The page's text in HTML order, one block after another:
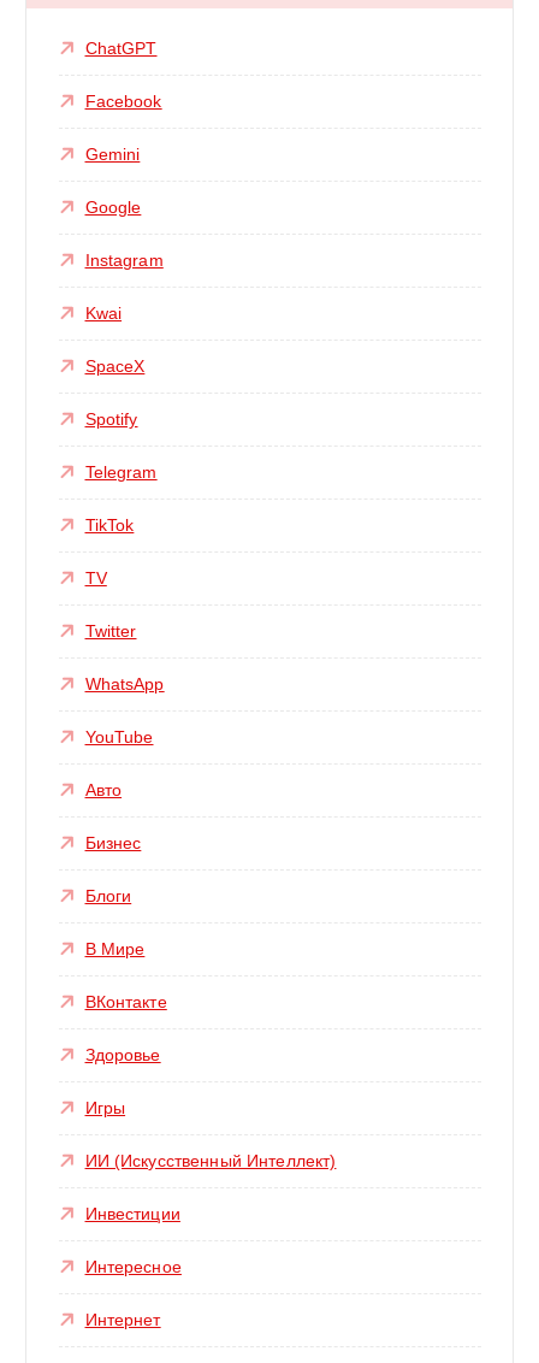
ChatGPT
Facebook
Gemini
Google
Instagram
Kwai
SpaceX
Spotify
Telegram
TikTok
TV
Twitter
WhatsApp
YouTube
Авто
Бизнес
Блоги
В Мире
ВКонтакте
Здоровье
Игры
ИИ (Искусственный Интеллект)
Инвестиции
Интересное
Интернет